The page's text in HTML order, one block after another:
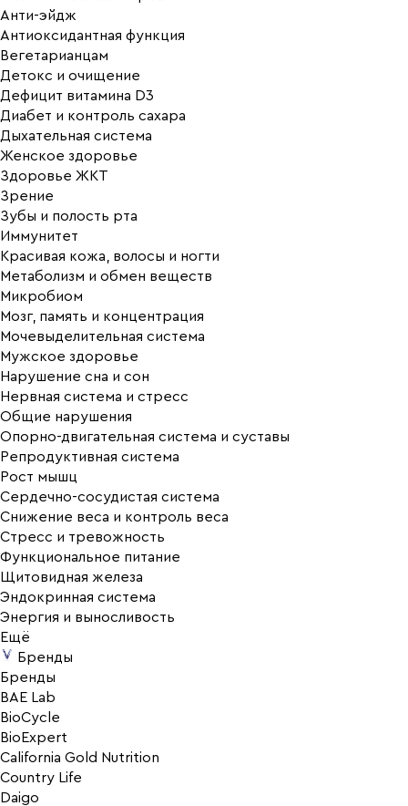
Анти-эйдж
Антиоксидантная функция
Вегетарианцам
Детокс и очищение
Дефицит витамина D3
Диабет и контроль сахара
Дыхательная система
Женское здоровье
Здоровье ЖКТ
Зрение
Зубы и полость рта
Иммунитет
Красивая кожа, волосы и ногти
Метаболизм и обмен веществ
Микробиом
Мозг, память и концентрация
Мочевыделительная система
Мужское здоровье
Нарушение сна и сон
Нервная система и стресс
Общие нарушения
Опорно-двигательная система и суставы
Репродуктивная система
Рост мышц
Сердечно-сосудистая система
Снижение веса и контроль веса
Стресс и тревожность
Функциональное питание
Щитовидная железа
Эндокринная система
Энергия и выносливость
Ещё
Бренды
Бренды
BAE Lab
BioCycle
BioExpert
California Gold Nutrition
Country Life
Daigo